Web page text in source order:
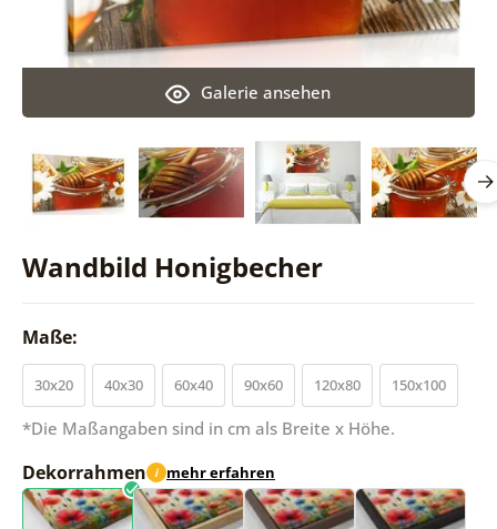
Wandbild Honigbecher
Galerie ansehen
Maße:
30x20 40x30 60x40 90x60 120x80 150x100
*Die Maßangaben sind in cm als Breite x Höhe.
Dekorrahmen i mehr erfahren